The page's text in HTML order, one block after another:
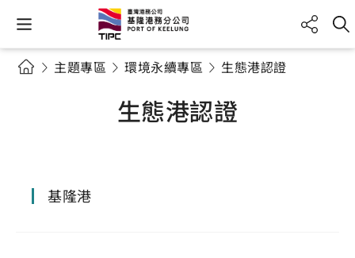
主題專區 環境永續專區 生態港認證
生態港認證
基隆港